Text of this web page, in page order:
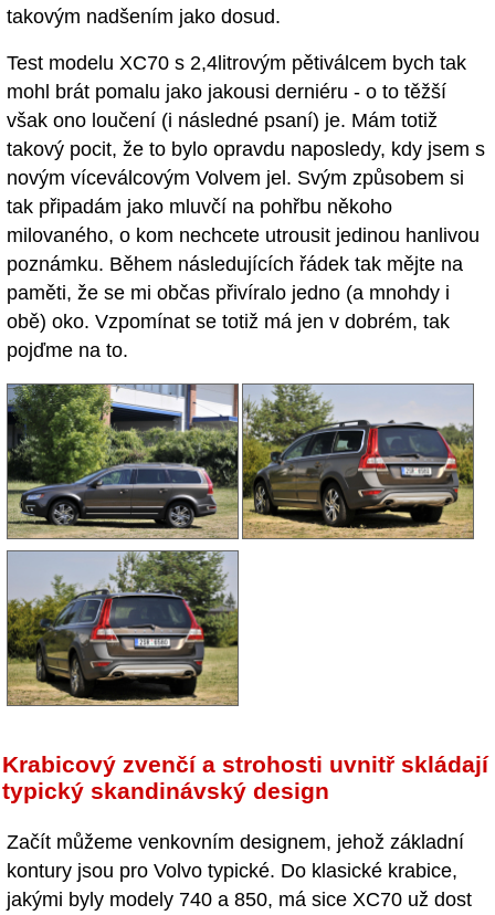
takovým nadšením jako dosud.
Test modelu XC70 s 2,4litrovým pětiválcem bych tak
mohl brát pomalu jako jakousi derniéru - o to těžší
však ono loučení (i následné psaní) je. Mám totiž
takový pocit, že to bylo opravdu naposledy, kdy jsem s
novým víceválcovým Volvem jel. Svým způsobem si
tak připadám jako mluvčí na pohřbu někoho
milovaného, o kom nechcete utrousit jedinou hanlivou
poznámku. Během následujících řádek tak mějte na
paměti, že se mi občas přivíralo jedno (a mnohdy i
obě) oko. Vzpomínat se totiž má jen v dobrém, tak
pojďme na to.
Krabicový zvenčí a strohosti uvnitř skládají
typický skandinávský design
Začít můžeme venkovním designem, jehož základní
kontury jsou pro Volvo typické. Do klasické krabice,
jakými byly modely 740 a 850, má sice XC70 už dost